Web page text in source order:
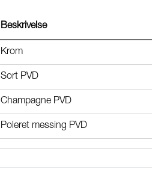
Beskrivelse
Krom
Sort PVD
Champagne PVD
Poleret messing PVD